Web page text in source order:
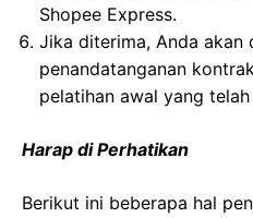
Shopee Express.
Jika diterima, Anda akan
penandatanganan
pelatihan awal yang
Harap di Perhatikan
Berikut ini beberapa hal